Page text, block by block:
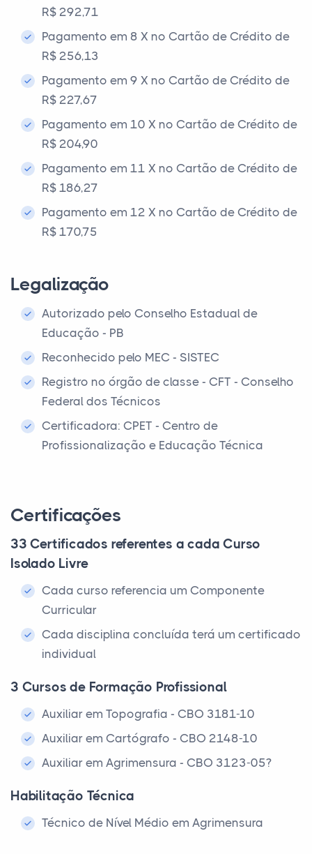
R$ 292,71
Pagamento em 8 X no Cartão de Crédito de
R$ 256,13
Pagamento em 9 X no Cartão de Crédito de
R$ 227,67
Pagamento em 10 X no Cartão de Crédito de
R$ 204,90
Pagamento em 11 X no Cartão de Crédito de
R$ 186,27
Pagamento em 12 X no Cartão de Crédito de
R$ 170,75
Legalização
Autorizado pelo Conselho Estadual de
Educação - PB
Reconhecido pelo MEC - SISTEC
Registro no órgão de classe - CFT - Conselho
Federal dos Técnicos
Certificadora: CPET - Centro de
Profissionalização e Educação Técnica
Certificações
33 Certificados referentes a cada Curso
Isolado Livre
Cada curso referencia um Componente
Curricular
Cada disciplina concluída terá um certificado
individual
3 Cursos de Formação Profissional
Auxiliar em Topografia - CBO 3181-10
Auxiliar em Cartógrafo - CBO 2148-10
Auxiliar em Agrimensura - CBO 3123-05?
Habilitação Técnica
Técnico de Nível Médio em Agrimensura